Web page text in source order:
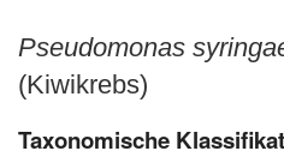
Pseudomonas
(Kiwikrebs)
Taxonomische